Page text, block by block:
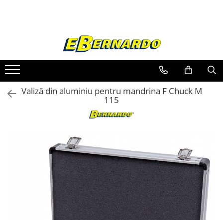
Prelucrare metal
Fierastraie pentru metal
Ferastraie mobile pentru metal
Fierastraie prelucrare metal
Ferastraie circulare pentru metal
Ferastraie automate cu banda si
doua coloane
Ferastraie metal cu banda si taiere
dubla semiautomate
Ferastraie prelucrare metal cu
banda si taiere dubla
Valiză din aluminiu pentru mandrina F Chuck M
115